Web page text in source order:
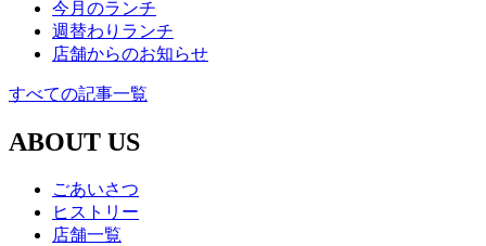
今月のランチ
週替わりランチ
店舗からのお知らせ
すべての記事一覧
ABOUT US
ごあいさつ
ヒストリー
店舗一覧